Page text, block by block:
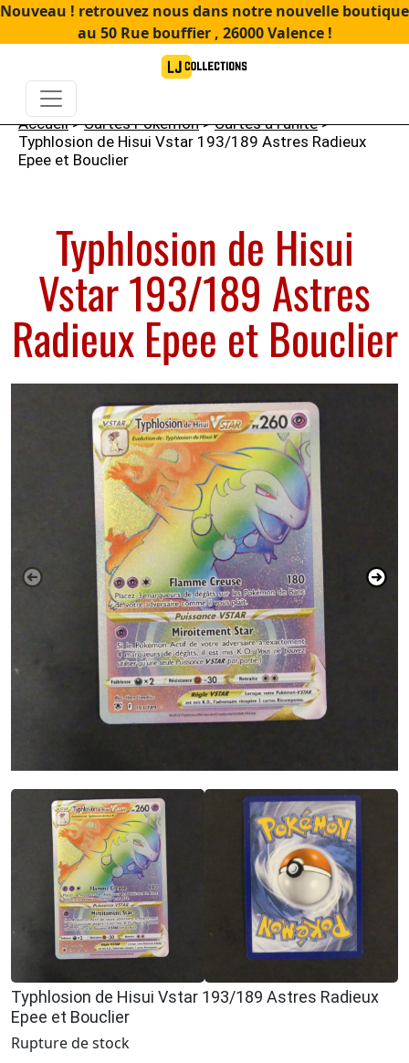
Nouveau ! retrouvez nous dans notre nouvelle boutique
au 50 Rue bouffier , 26000 Valence !
Accueil>Cartes Pokémon>Cartes à l'unité>
Typhlosion de Hisui Vstar 193/189 Astres Radieux
Epee et Bouclier
Typhlosion de Hisui
Vstar 193/189 Astres
Radieux Epee et Bouclier
Typhlosion de Hisui Vstar 193/189 Astres Radieux
Epee et Bouclier
Rupture de stock